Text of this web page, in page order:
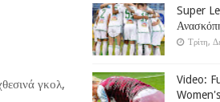
γκολ,
Super
Τρίτη,
Video: